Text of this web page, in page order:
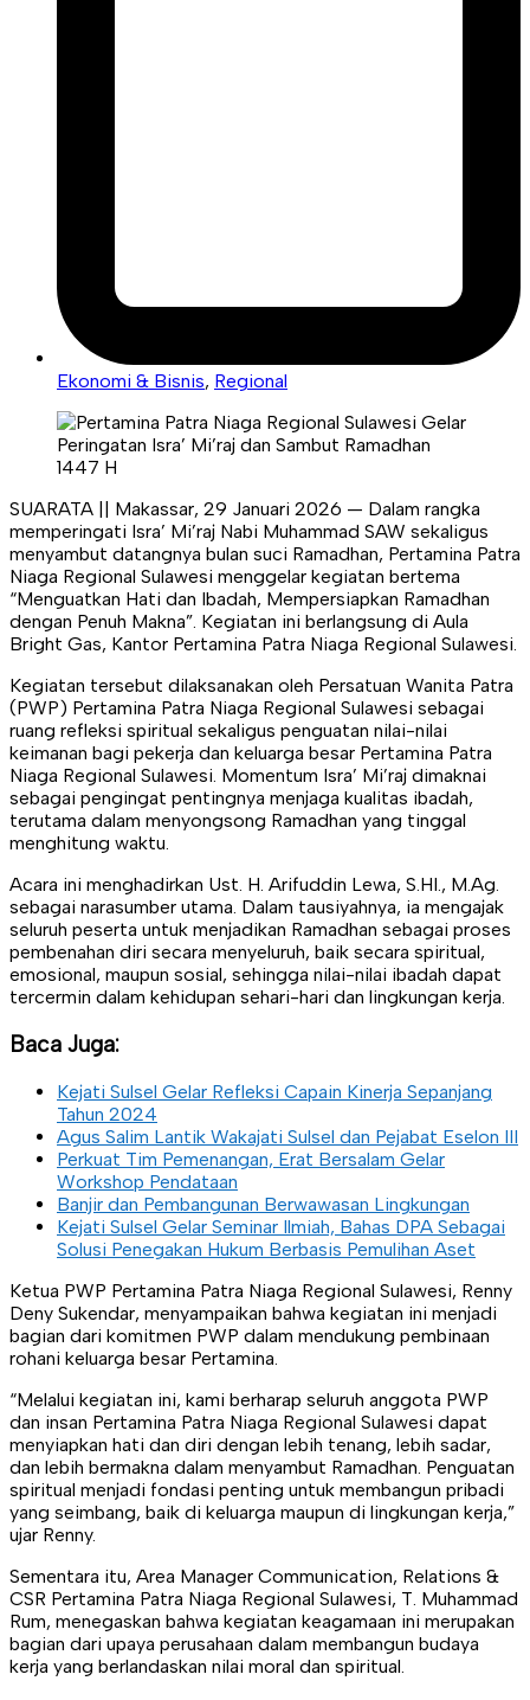
Ekonomi & Bisnis, Regional
SUARATA || Makassar, 29 Januari 2026 — Dalam rangka
memperingati Isra’ Mi’raj Nabi Muhammad SAW sekaligus
menyambut datangnya bulan suci Ramadhan, Pertamina Patra
Niaga Regional Sulawesi menggelar kegiatan bertema
“Menguatkan Hati dan Ibadah, Mempersiapkan Ramadhan
dengan Penuh Makna”. Kegiatan ini berlangsung di Aula
Bright Gas, Kantor Pertamina Patra Niaga Regional Sulawesi.
Kegiatan tersebut dilaksanakan oleh Persatuan Wanita Patra
(PWP) Pertamina Patra Niaga Regional Sulawesi sebagai
ruang refleksi spiritual sekaligus penguatan nilai-nilai
keimanan bagi pekerja dan keluarga besar Pertamina Patra
Niaga Regional Sulawesi. Momentum Isra’ Mi’raj dimaknai
sebagai pengingat pentingnya menjaga kualitas ibadah,
terutama dalam menyongsong Ramadhan yang tinggal
menghitung waktu.
Acara ini menghadirkan Ust. H. Arifuddin Lewa, S.HI., M.Ag.
sebagai narasumber utama. Dalam tausiyahnya, ia mengajak
seluruh peserta untuk menjadikan Ramadhan sebagai proses
pembenahan diri secara menyeluruh, baik secara spiritual,
emosional, maupun sosial, sehingga nilai-nilai ibadah dapat
tercermin dalam kehidupan sehari-hari dan lingkungan kerja.
Baca Juga:
Kejati Sulsel Gelar Refleksi Capain Kinerja Sepanjang
Tahun 2024
Agus Salim Lantik Wakajati Sulsel dan Pejabat Eselon III
Perkuat Tim Pemenangan, Erat Bersalam Gelar
Workshop Pendataan
Banjir dan Pembangunan Berwawasan Lingkungan
Kejati Sulsel Gelar Seminar Ilmiah, Bahas DPA Sebagai
Solusi Penegakan Hukum Berbasis Pemulihan Aset
Ketua PWP Pertamina Patra Niaga Regional Sulawesi, Renny
Deny Sukendar, menyampaikan bahwa kegiatan ini menjadi
bagian dari komitmen PWP dalam mendukung pembinaan
rohani keluarga besar Pertamina.
“Melalui kegiatan ini, kami berharap seluruh anggota PWP
dan insan Pertamina Patra Niaga Regional Sulawesi dapat
menyiapkan hati dan diri dengan lebih tenang, lebih sadar,
dan lebih bermakna dalam menyambut Ramadhan. Penguatan
spiritual menjadi fondasi penting untuk membangun pribadi
yang seimbang, baik di keluarga maupun di lingkungan kerja,”
ujar Renny.
Sementara itu, Area Manager Communication, Relations &
CSR Pertamina Patra Niaga Regional Sulawesi, T. Muhammad
Rum, menegaskan bahwa kegiatan keagamaan ini merupakan
bagian dari upaya perusahaan dalam membangun budaya
kerja yang berlandaskan nilai moral dan spiritual.